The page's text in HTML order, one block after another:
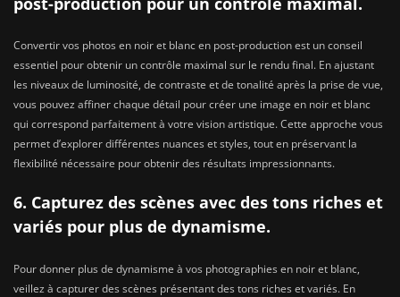
Convertir vos photos en noir et blanc en post-production est un conseil
essentiel pour obtenir un contrôle maximal sur le rendu final. En ajustant
les niveaux de luminosité, de contraste et de tonalité après la prise de vue,
vous pouvez affiner chaque détail pour créer une image en noir et blanc
qui correspond parfaitement à votre vision artistique. Cette approche vous
permet d’explorer différentes nuances et styles, tout en préservant la
flexibilité nécessaire pour obtenir des résultats impressionnants.
6. Capturez des scènes avec des tons riches et
variés pour plus de dynamisme.
Pour donner plus de dynamisme à vos photographies en noir et blanc,
veillez à capturer des scènes présentant des tons riches et variés. En